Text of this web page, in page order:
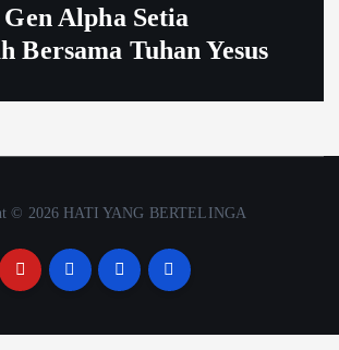
Alpha Setia
Bersama Tuhan Yesus
© 2026 HATI YANG BERTELINGA